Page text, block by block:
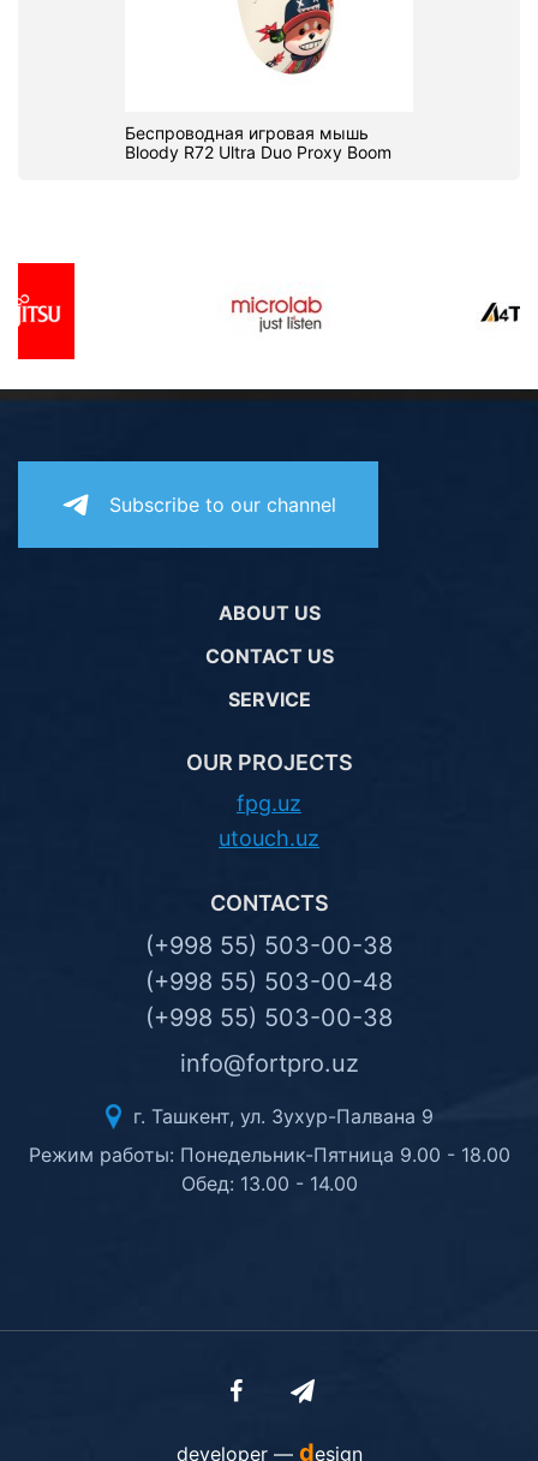
Беспроводная игровая мышь
Bloody R72 Ultra Duo Proxy Boom
Subscribe to our channel
ABOUT US
CONTACT US
SERVICE
OUR PROJECTS
fpg.uz
utouch.uz
CONTACTS
(+998 55) 503-00-38
(+998 55) 503-00-48
(+998 55) 503-00-38
info@fortpro.uz
г. Ташкент, ул. Зухур-Палвана 9
Режим работы: Понедельник-Пятница 9.00 - 18.00
Обед: 13.00 - 14.00
developer — design